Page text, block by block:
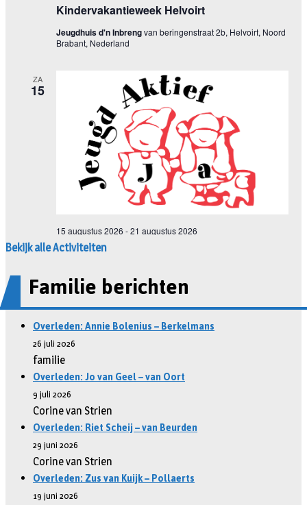
Bekijk alle Activiteiten
Familie berichten
Overleden: Annie Bolenius – Berkelmans
26 juli 2026
familie
Overleden: Jo van Geel – van Oort
9 juli 2026
Corine van Strien
Overleden: Riet Scheij – van Beurden
29 juni 2026
Corine van Strien
Overleden: Zus van Kuijk – Pollaerts
19 juni 2026